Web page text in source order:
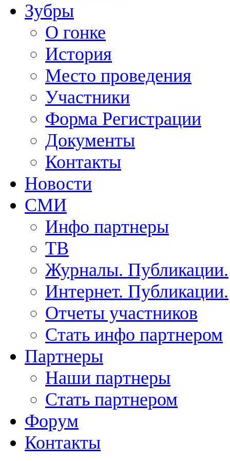
Зубры
О гонке
История
Место проведения
Участники
Форма Регистрации
Документы
Контакты
Новости
СМИ
Инфо партнеры
ТВ
Журналы. Публикации.
Интернет. Публикации.
Отчеты участников
Стать инфо партнером
Партнеры
Наши партнеры
Стать партнером
Форум
Контакты